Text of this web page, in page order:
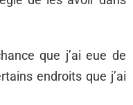
que j’ai eue de
endroits que j’ai